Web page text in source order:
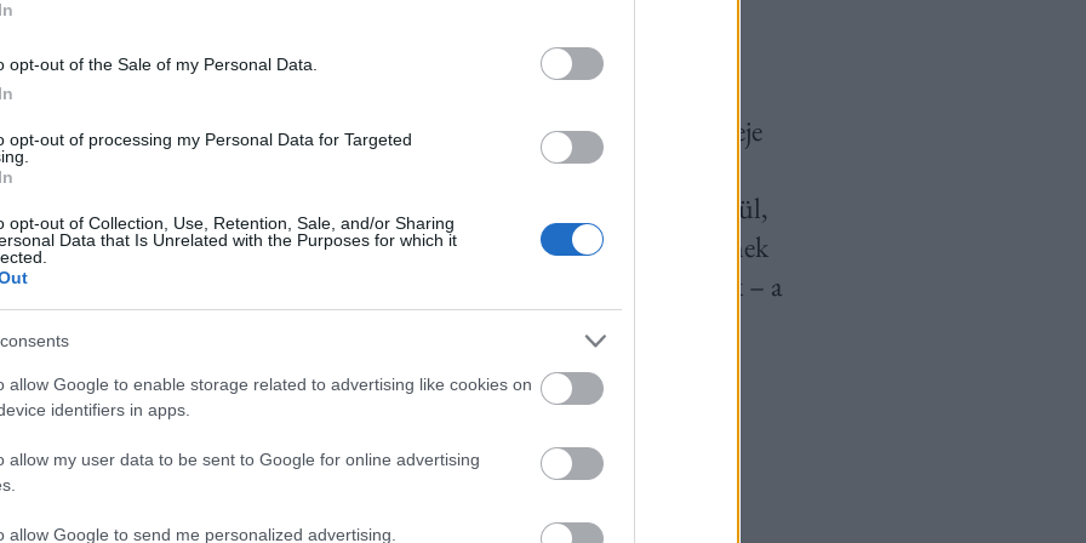
opt-out of the Sale of my Personal Data.
opt-out of processing my Personal Data for Targeted
opt-out of Collection, Use, Retention, Sale, and/or Sharing
Data that Is Unrelated with the Purposes for which it
allow Google to enable storage related to advertising like cookies on
identifiers in apps.
allow my user data to be sent to Google for online advertising
allow Google to send me personalized advertising.
fog érteni abban: adni, valamint jót cselekedni jó dolog. Jó
és nem azért, mert mikor a tükörbe néz egy fénylő glóriát lát a feje
az utcán, mivel elmondhatja magáról: önzetlenül segít
varázsa abban rejlik, hogy aki ad, az tényleg szívből teszi, anélkül,
ugyanis neki maga a tudat a jutalom, hogy jobb lett valakinek
szemével látja annak az embernek – vagy közösségnek, élőlénynek – a
az agy, hogy önzetlenül adhat